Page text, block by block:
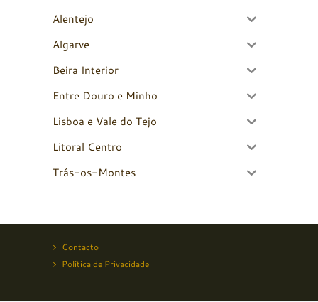
Alentejo
Algarve
Beira Interior
Entre Douro e Minho
Lisboa e Vale do Tejo
Litoral Centro
Trás-os-Montes
Contacto
Política de Privacidade